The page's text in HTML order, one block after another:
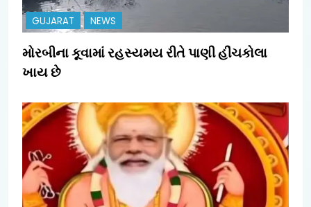
GUJARAT NEWS
મોરબીના કૂવામાં રહસ્યમય રીતે પાણી હીંચકોલા
ખાય છે